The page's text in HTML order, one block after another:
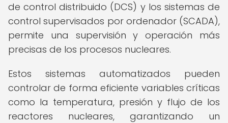
de control distribuido (DCS) y los sistemas de
control supervisados por ordenador (SCADA),
permite una supervisión y operación más
precisas de los procesos nucleares.
Estos sistemas automatizados pueden
controlar de forma eficiente variables críticas
como la temperatura, presión y flujo de los
reactores nucleares, garantizando un